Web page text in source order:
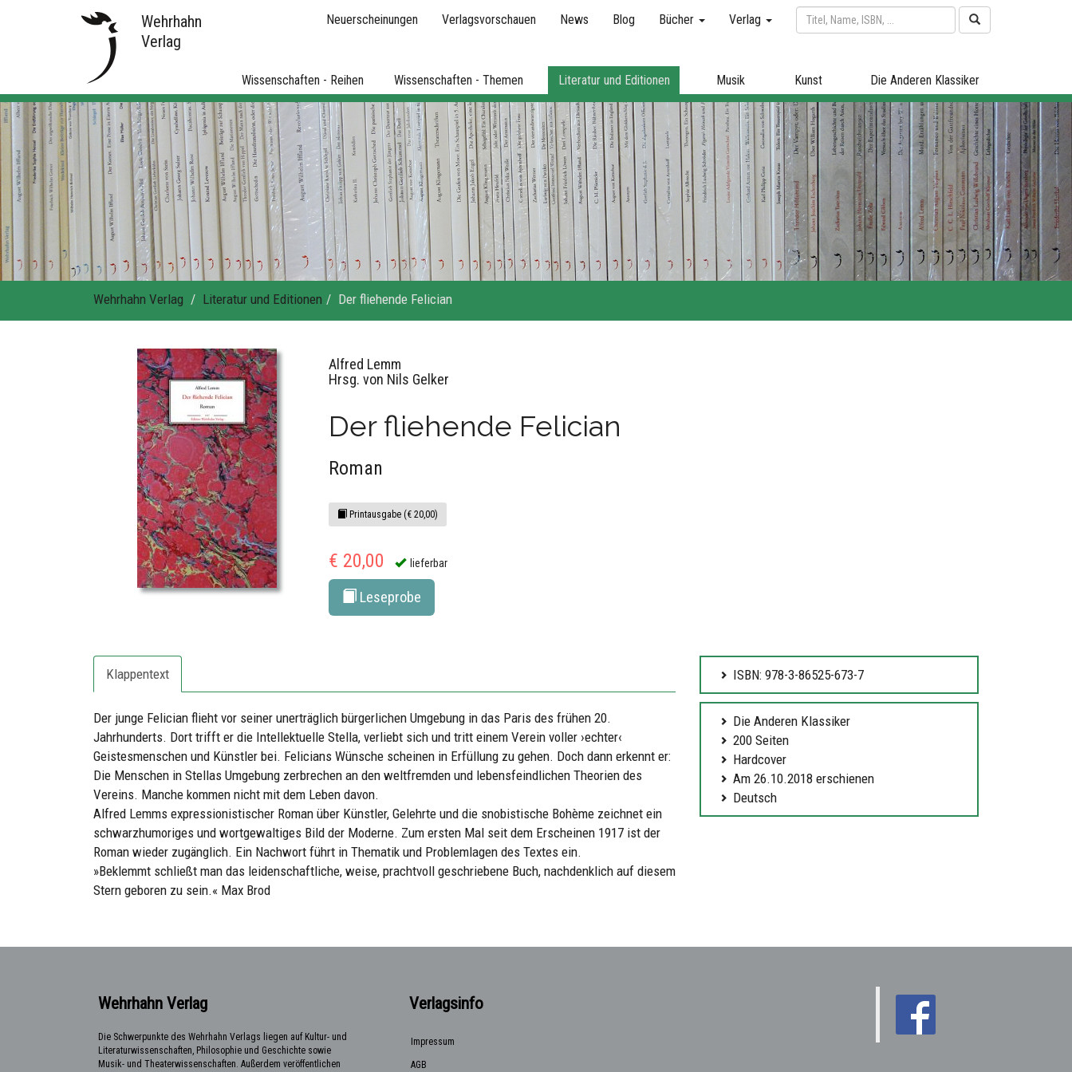
Wehrhahn
Verlag
Neuerscheinungen Verlagsvorschauen News Blog Bücher Verlag
Wissenschaften - Reihen Wissenschaften - Themen Literatur und Editionen Musik Kunst Die Anderen Klassiker
Wehrhahn Verlag Literatur und Editionen Der fliehende Felician
Alfred Lemm
Hrsg. von Nils Gelker
Der fliehende Felician
Roman
Printausgabe (€ 20,00)
€ 20,00 lieferbar
Leseprobe
Klappentext
Der junge Felician flieht vor seiner unerträglich bürgerlichen Umgebung in das Paris des frühen 20.
Jahrhunderts. Dort trifft er die Intellektuelle Stella, verliebt sich und tritt einem Verein voller ›echter‹
Geistesmenschen und Künstler bei. Felicians Wünsche scheinen in Erfüllung zu gehen. Doch dann erkennt er:
Die Menschen in Stellas Umgebung zerbrechen an den weltfremden und lebensfeindlichen Theorien des
Vereins. Manche kommen nicht mit dem Leben davon.
Alfred Lemms expressionistischer Roman über Künstler, Gelehrte und die snobistische Bohème zeichnet ein
schwarzhumoriges und wortgewaltiges Bild der Moderne. Zum ersten Mal seit dem Erscheinen 1917 ist der
Roman wieder zugänglich. Ein Nachwort führt in Thematik und Problemlagen des Textes ein.
»Beklemmt schließt man das leidenschaftliche, weise, prachtvoll geschriebene Buch, nachdenklich auf diesem
Stern geboren zu sein.« Max Brod
ISBN: 978-3-86525-673-7
Die Anderen Klassiker
200 Seiten
Hardcover
Am 26.10.2018 erschienen
Deutsch
Wehrhahn Verlag
Die Schwerpunkte des Wehrhahn Verlags liegen auf Kultur- und
Literaturwissenschaften, Philosophie und Geschichte sowie
Musik- und Theaterwissenschaften. Außerdem veröffentlichen
Verlagsinfo
Impressum
AGB